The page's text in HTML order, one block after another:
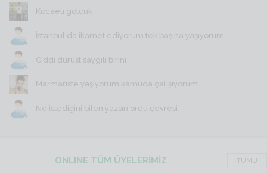
Kocaeli golcuk
İstanbul'da ikamet ediyorum tek başına yaşıyorum
Ciddi dürüst saygili birini
Marmariste yaşıyorum kamuda çalışıyorum
Ne istediğini bilen yazsın ordu çevresi
ONLINE TÜM ÜYELERİMİZ TÜMÜ